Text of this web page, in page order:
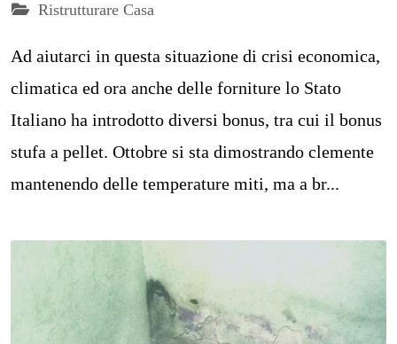
Ristrutturare Casa
Ad aiutarci in questa situazione di crisi economica,
climatica ed ora anche delle forniture lo Stato
Italiano ha introdotto diversi bonus, tra cui il bonus
stufa a pellet. Ottobre si sta dimostrando clemente
mantenendo delle temperature miti, ma a br...